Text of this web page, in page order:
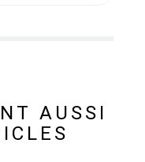
AUSSI